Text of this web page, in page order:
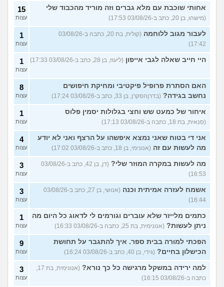
אחותי שוכבת עם מלא גברים וזה מוריד מהכבוד שלי
(מישהו, בן 20, כתב ב-03/08/26 17:53)
15
עצות
לעבור מגוב ללוחמה
(קולית, בת 20, כתבה ב-03/08/26
17:42)
1
עצות
היי חייב שאלה לגבי אייפון (ליעוז, בן 28, כתב ב-03/08/26 17:33) 1
עצות
האם הסתרת פרופיל פיקטיבי ומחיקת חיפושים
נחשב בגידה? (בדרןהסקרן, בן 33, כתב ב-03/08/26 17:24)
8
עצות
איחור של כמעט שש וחצי בגלולות יסמין פלוס
(סנאית, בת 18, כתבה ב-03/08/26 17:13)
1
עצות
אני די בטוח שאני נמצא איפשהו על הרצף ואני לא יודע
מה לעשות עם זה (אנונימי, בן 18, כתב ב-03/08/26 17:02)
4
עצות
מה לעשות במקרה המוזר שלי?
(דן, בן 42, כתב ב-03/08/26
16:53)
3
עצות
אשמח לעזרה אמיתית וכנה
(אנושי, בן 27, כתב ב-03/08/26
16:44)
3
עצות
כתמים מלייזר שלא עוברים וגורמים לי לדאוג כל היום מה
ניתן לעשות? (אנונימית, בת 25, כתבה ב-03/08/26 16:33)
1
עצות
הפכתי למורה בבית ספר. איך להתגבר על תחושת
הכישלון בחיים? (גידי, בן 40, כתב ב-03/08/26 16:24)
9
עצות
למה ירידה במשקל מרגישה כל כך נורא?
כתבה ב-03/08/26 16:15)
3
עצות